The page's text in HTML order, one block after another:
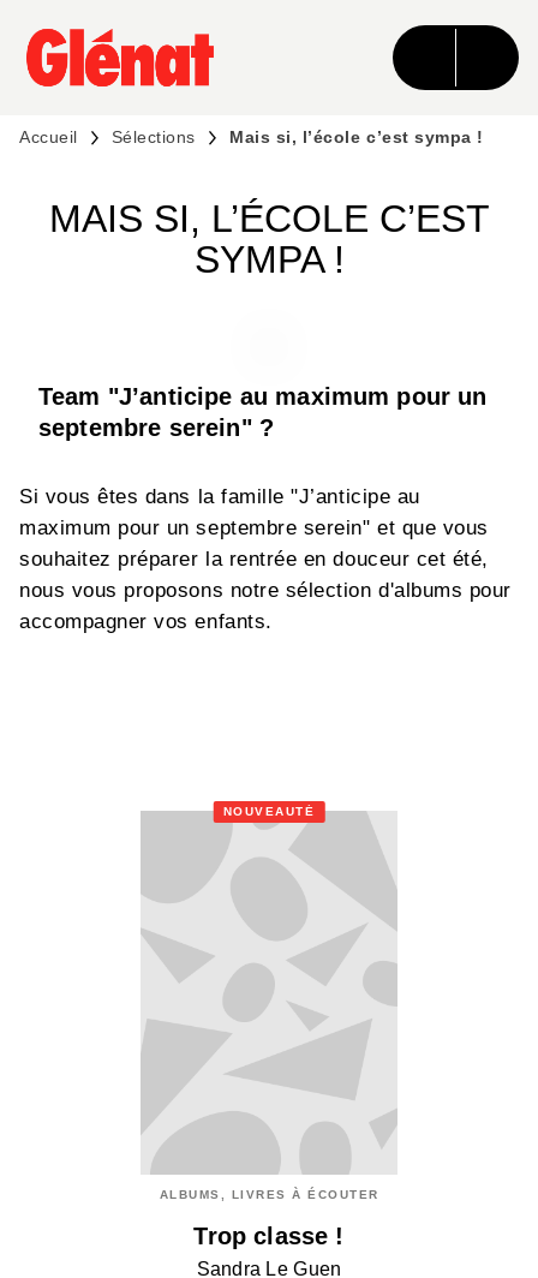
MENU RECHERCHE CONTENU
PIED DE PAGE
Accueil Sélections Mais si, l’école c’est sympa !
MAIS SI, L’ÉCOLE C’EST
SYMPA !
Team "J’anticipe au maximum pour un
septembre serein" ?
Si vous êtes dans la famille "J’anticipe au
maximum pour un septembre serein" et que vous
souhaitez préparer la rentrée en douceur cet été,
nous vous proposons notre sélection d'albums pour
accompagner vos enfants.
NOUVEAUTÉ
ALBUMS, LIVRES À ÉCOUTER
Trop classe !
Sandra Le Guen